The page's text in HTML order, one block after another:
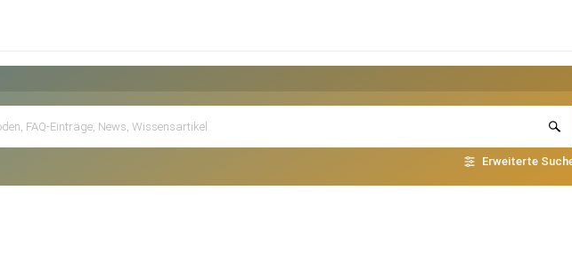
Erweiterte